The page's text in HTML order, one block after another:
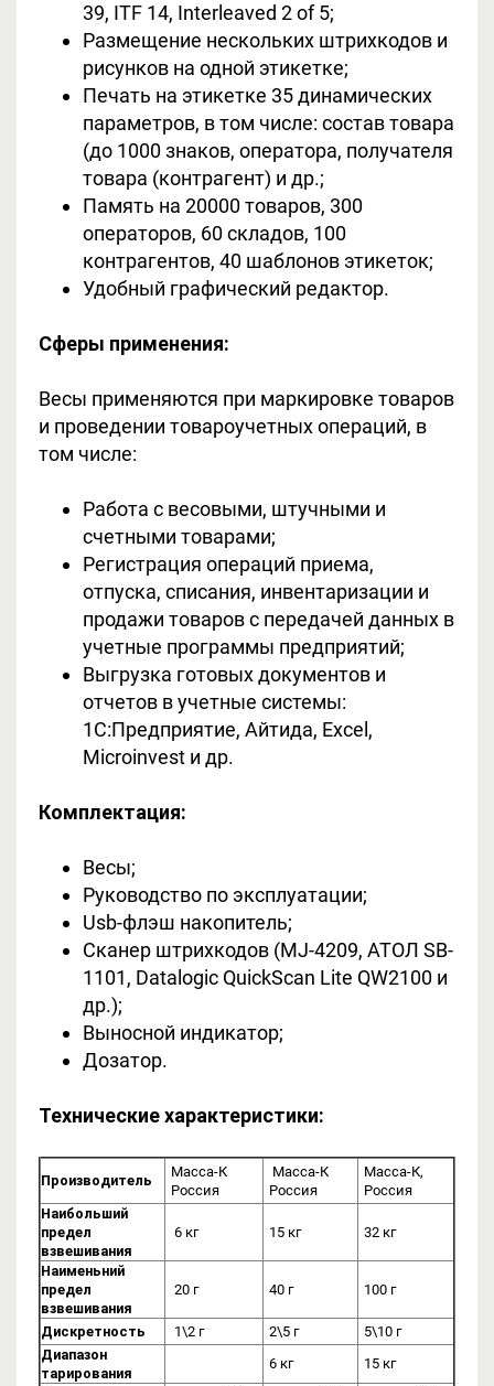
39, ITF 14, Interleaved 2 of 5;
Размещение нескольких штрихкодов и
рисунков на одной этикетке;
Печать на этикетке 35 динамических
параметров, в том числе: состав товара
(до 1000 знаков, оператора, получателя
товара (контрагент) и др.;
Память на 20000 товаров, 300
операторов, 60 складов, 100
контрагентов, 40 шаблонов этикеток;
Удобный графический редактор.
Сферы применения:
Весы применяются при маркировке товаров
и проведении товароучетных операций, в
том числе:
Работа с весовыми, штучными и
счетными товарами;
Регистрация операций приема,
отпуска, списания, инвентаризации и
продажи товаров с передачей данных в
учетные программы предприятий;
Выгрузка готовых документов и
отчетов в учетные системы:
1С:Предприятие, Айтида, Excel,
Microinvest и др.
Комплектация:
Весы;
Руководство по эксплуатации;
Usb-флэш накопитель;
Сканер штрихкодов (MJ-4209, АТОЛ SB-
1101, Datalogic QuickScan Lite QW2100 и
др.);
Выносной индикатор;
Дозатор.
Технические характеристики:
Производитель
Масса-К
Россия
Масса-К
Россия
Масса-К,
Россия
Наибольший
предел
взвешивания
6 кг 15 кг 32 кг
Наименьний
предел
взвешивания
20 г 40 г 100 г
Дискретность 1\2 г 2\5 г
5\10 г
Диапазон
тарирования
6 кг
15 кг